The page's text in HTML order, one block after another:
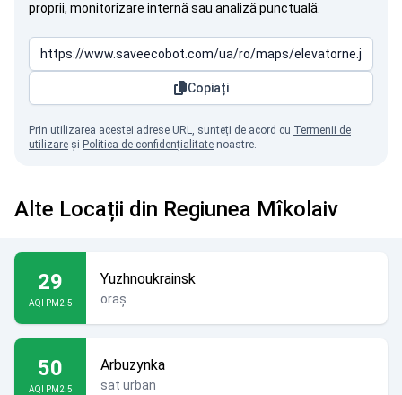
proprii, monitorizare internă sau analiză punctuală.
Copiați
Prin utilizarea acestei adrese URL, sunteți de acord cu Termenii de
utilizare și Politica de confidențialitate noastre.
Alte Locații din Regiunea Mîkolaiv
29
AQI PM2.5
Yuzhnoukrainsk
oraș
50
AQI PM2.5
Arbuzynka
sat urban